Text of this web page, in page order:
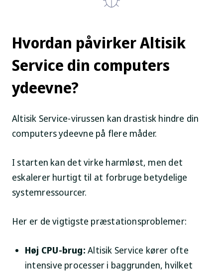
Hvordan påvirker Altisik
Service din computers
ydeevne?
Altisik Service-virussen kan drastisk hindre din
computers ydeevne på flere måder.
I starten kan det virke harmløst, men det
eskalerer hurtigt til at forbruge betydelige
systemressourcer.
Her er de vigtigste præstationsproblemer:
Høj CPU-brug: Altisik Service kører ofte
intensive processer i baggrunden, hvilket